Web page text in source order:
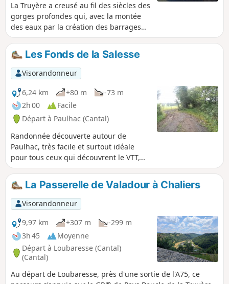
La Truyère a creusé au fil des siècles des
gorges profondes qui, avec la montée
des eaux par la création des barrages
de Grandval et de Lanau, ont laissé la
place à un paysage naturel d’une
beauté surprenante et contrastée : îles
et presqu’îles, cirques aux rivages
lointains, méandres mystérieux, gorges
étroites ouvrant sur de vastes étendues
d’eau, vallée boisée… S'appuyant sur le
PR la Mourache, le parcours permet
d'avoir une vue grandiose depuis la
digue supportant la route d'Alleuze. Le
cheminement du parcours en sens
contraire offre d'avantage d'ombre mais
attention au balisage, ma foi, succinct
Les Fonds de la Salesse
Visorandonneur
6,24 km
+80 m
-73 m
2h 00
Facile
Départ à Paulhac (Cantal)
Randonnée découverte autour de
Paulhac, très facile et surtout idéale
pour tous ceux qui découvrent le VTT,
notamment les enfants. Elle est
également praticable par les piétons,
chevaux et même les personnes qui ont
des poussettes tout terrain (3 roues).
La Passerelle de Valadour à Chaliers
Visorandonneur
9,97 km
+307 m
-299 m
3h 45
Moyenne
Départ à Loubaresse (Cantal)
(Cantal)
Au départ de Loubaresse, près d'une sortie de l'A75, ce